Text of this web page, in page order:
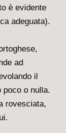
è evidente
adeguata).
ad
il
poco o nulla.
rovesciata,